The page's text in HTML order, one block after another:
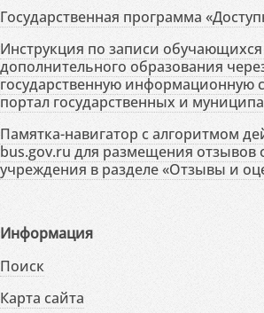
Государственная программа
Инструкция по записи
дополнительного образования
государственную информационную
портал государственных и
Памятка-навигатор с алгоритмом
bus.gov.ru для размещения отзывов
учреждения в разделе «Отзывы и
Информация
Поиск
Карта сайта